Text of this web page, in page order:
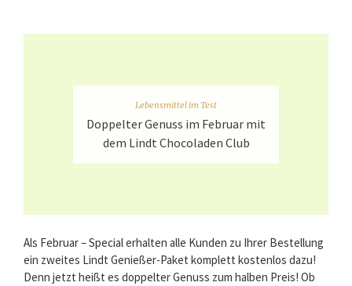
Lebensmittel im Test
Doppelter Genuss im Februar mit
dem Lindt Chocoladen Club
Als Februar – Special erhalten alle Kunden zu Ihrer Bestellung
ein zweites Lindt Genießer-Paket komplett kostenlos dazu!
Denn jetzt heißt es doppelter Genuss zum halben Preis! Ob